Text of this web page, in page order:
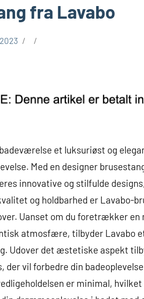
fra Lavabo
et luksuriøst og
Med en designer
innovative og stilfulde
og holdbarhed er Lavabo-
Uanset om du foretrækker
atmosfære, tilbyder Lavabo
Udover det æstetiske aspekt
vil forbedre din
er minimal,